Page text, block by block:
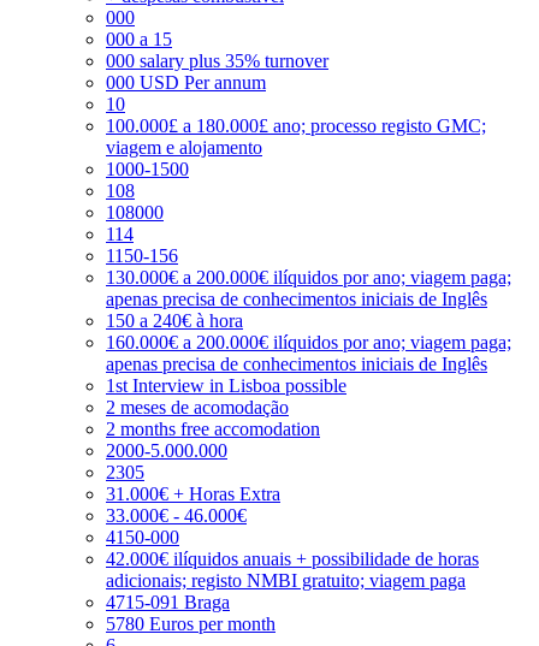
000
000 a 15
000 salary plus 35% turnover
000 USD Per annum
10
100.000£ a 180.000£ ano; processo registo GMC;
viagem e alojamento
1000-1500
108
108000
114
1150-156
130.000€ a 200.000€ ilíquidos por ano; viagem paga;
apenas precisa de conhecimentos iniciais de Inglês
150 a 240€ à hora
160.000€ a 200.000€ ilíquidos por ano; viagem paga;
apenas precisa de conhecimentos iniciais de Inglês
1st Interview in Lisboa possible
2 meses de acomodação
2 months free accomodation
2000-5.000.000
2305
31.000€ + Horas Extra
33.000€ - 46.000€
4150-000
42.000€ ilíquidos anuais + possibilidade de horas
adicionais; registo NMBI gratuito; viagem paga
4715-091 Braga
5780 Euros per month